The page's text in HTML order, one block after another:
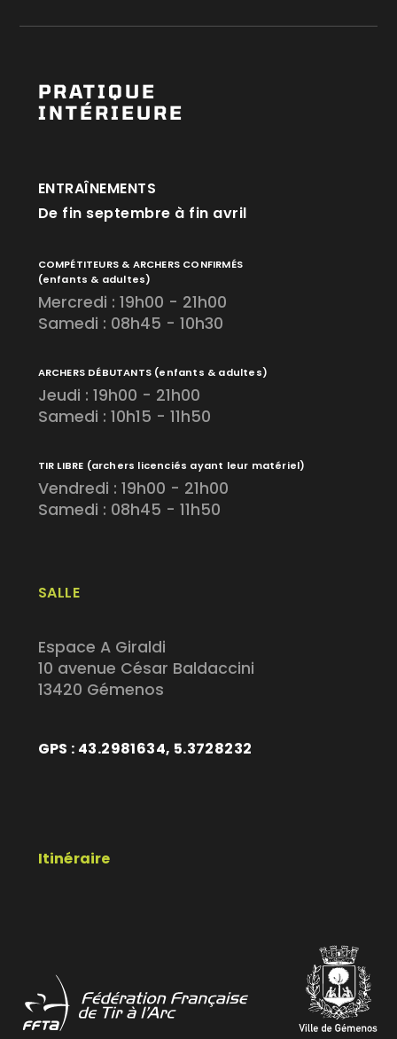
PRATIQUE
INTÉRIEURE
SALLE
Espace A Giraldi
10 avenue César Baldaccini
13420 Gémenos
GPS : 43.2981634, 5.3728232
Itinéraire
ENTRAÎNEMENTS
De fin septembre à fin avril
COMPÉTITEURS & ARCHERS CONFIRMÉS
(enfants & adultes)
Mercredi : 19h00 - 21h00
Samedi : 08h45 - 10h30
ARCHERS DÉBUTANTS (enfants & adultes)
Jeudi : 19h00 - 21h00
Samedi : 10h15 - 11h50
TIR LIBRE (archers licenciés ayant leur matériel)
Vendredi : 19h00 - 21h00
Samedi : 08h45 - 11h50